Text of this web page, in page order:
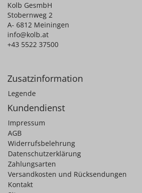
Kolb GesmbH
Stobernweg 2
A- 6812 Meiningen
info@kolb.at
+43 5522 37500
Zusatzinformation
Legende
Kundendienst
Impressum
AGB
Widerrufsbelehrung
Datenschutzerklärung
Zahlungsarten
Versandkosten und Rücksendungen
Kontakt